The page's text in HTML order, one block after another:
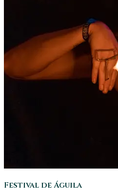
Festival de Águila